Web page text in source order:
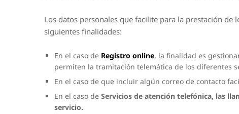
Los datos personales que facilite para la prestación de
siguientes finalidades:
En el caso de Registro online, la finalidad es
permiten la tramitación telemática de los diferentes
En el caso de que incluir algún correo de contacto
En el caso de Servicios de atención telefónica, las
servicio.